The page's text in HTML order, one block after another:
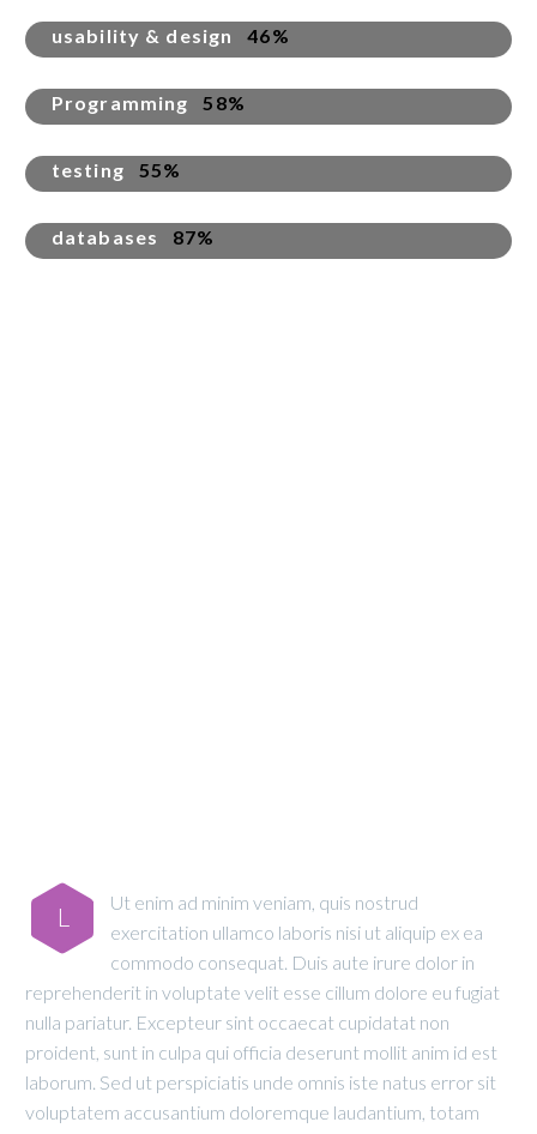
usability & design 46%
Programming 58%
testing 55%
databases 87%
L
Ut enim ad minim veniam, quis nostrud
exercitation ullamco laboris nisi ut aliquip ex ea
commodo consequat. Duis aute irure dolor in
reprehenderit in voluptate velit esse cillum dolore eu fugiat
nulla pariatur. Excepteur sint occaecat cupidatat non
proident, sunt in culpa qui officia deserunt mollit anim id est
laborum. Sed ut perspiciatis unde omnis iste natus error sit
voluptatem accusantium doloremque laudantium, totam